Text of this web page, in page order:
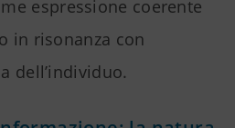
espressione coerente
in risonanza con
dell’individuo.